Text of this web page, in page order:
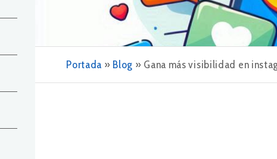
Portada » Blog » Gana más visibilidad en